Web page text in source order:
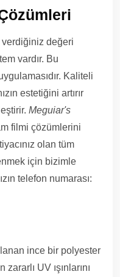
verdiğiniz değeri
vardır. Bu
Kaliteli
estetiğini artırır
Meguiar's
filmi çözümlerini
olan tüm
için bizimle
telefon numarası:
ince bir polyester
UV ışınlarını